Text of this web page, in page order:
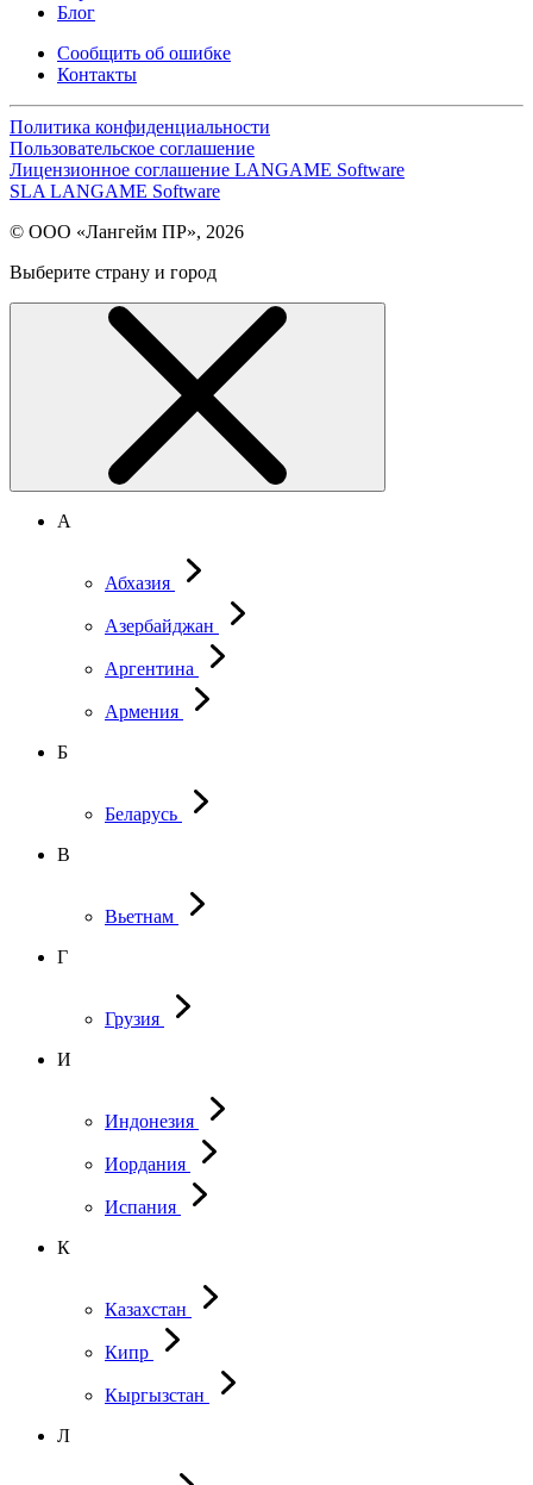
Блог
Сообщить об ошибке
Контакты
Политика конфиденциальности
Пользовательское соглашение
Лицензионное соглашение LANGAME Software
SLA LANGAME Software
© ООО «Лангейм ПР», 2026
Выберите страну и город
А
Абхазия
Азербайджан
Аргентина
Армения
Б
Беларусь
В
Вьетнам
Г
Грузия
И
Индонезия
Иордания
Испания
К
Казахстан
Кипр
Кыргызстан
Л